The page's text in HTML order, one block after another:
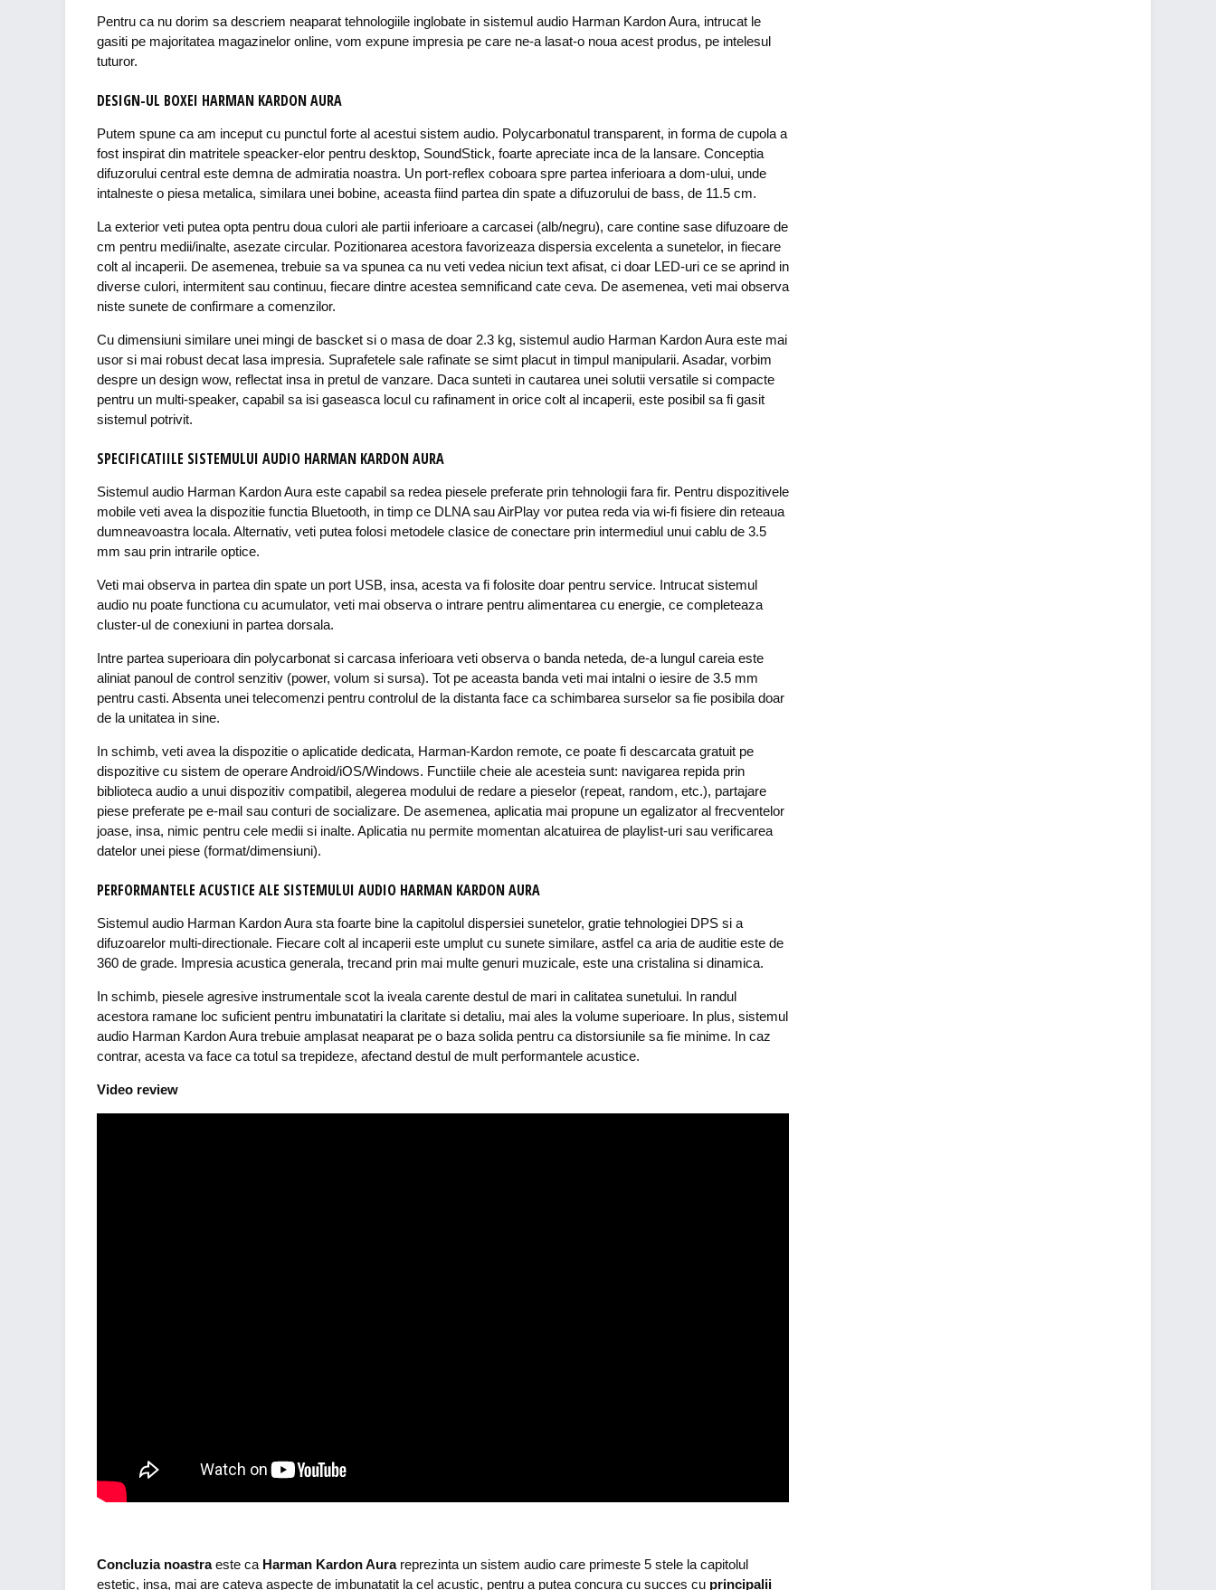
Pentru ca nu dorim sa descriem neaparat tehnologiile inglobate in sistemul audio Harman Kardon Aura, intrucat le
gasiti pe majoritatea magazinelor online, vom expune impresia pe care ne-a lasat-o noua acest produs, pe intelesul
tuturor.
DESIGN-UL BOXEI HARMAN KARDON AURA
Putem spune ca am inceput cu punctul forte al acestui sistem audio. Polycarbonatul transparent, in forma de cupola a
fost inspirat din matritele speacker-elor pentru desktop, SoundStick, foarte apreciate inca de la lansare. Conceptia
difuzorului central este demna de admiratia noastra. Un port-reflex coboara spre partea inferioara a dom-ului, unde
intalneste o piesa metalica, similara unei bobine, aceasta fiind partea din spate a difuzorului de bass, de 11.5 cm.
La exterior veti putea opta pentru doua culori ale partii inferioare a carcasei (alb/negru), care contine sase difuzoare de
cm pentru medii/inalte, asezate circular. Pozitionarea acestora favorizeaza dispersia excelenta a sunetelor, in fiecare
colt al incaperii. De asemenea, trebuie sa va spunea ca nu veti vedea niciun text afisat, ci doar LED-uri ce se aprind in
diverse culori, intermitent sau continuu, fiecare dintre acestea semnificand cate ceva. De asemenea, veti mai observa
niste sunete de confirmare a comenzilor.
Cu dimensiuni similare unei mingi de bascket si o masa de doar 2.3 kg, sistemul audio Harman Kardon Aura este mai
usor si mai robust decat lasa impresia. Suprafetele sale rafinate se simt placut in timpul manipularii. Asadar, vorbim
despre un design wow, reflectat insa in pretul de vanzare. Daca sunteti in cautarea unei solutii versatile si compacte
pentru un multi-speaker, capabil sa isi gaseasca locul cu rafinament in orice colt al incaperii, este posibil sa fi gasit
sistemul potrivit.
SPECIFICATIILE SISTEMULUI AUDIO HARMAN KARDON AURA
Sistemul audio Harman Kardon Aura este capabil sa redea piesele preferate prin tehnologii fara fir. Pentru dispozitivele
mobile veti avea la dispozitie functia Bluetooth, in timp ce DLNA sau AirPlay vor putea reda via wi-fi fisiere din reteaua
dumneavoastra locala. Alternativ, veti putea folosi metodele clasice de conectare prin intermediul unui cablu de 3.5
mm sau prin intrarile optice.
Veti mai observa in partea din spate un port USB, insa, acesta va fi folosite doar pentru service. Intrucat sistemul
audio nu poate functiona cu acumulator, veti mai observa o intrare pentru alimentarea cu energie, ce completeaza
cluster-ul de conexiuni in partea dorsala.
Intre partea superioara din polycarbonat si carcasa inferioara veti observa o banda neteda, de-a lungul careia este
aliniat panoul de control senzitiv (power, volum si sursa). Tot pe aceasta banda veti mai intalni o iesire de 3.5 mm
pentru casti. Absenta unei telecomenzi pentru controlul de la distanta face ca schimbarea surselor sa fie posibila doar
de la unitatea in sine.
In schimb, veti avea la dispozitie o aplicatide dedicata, Harman-Kardon remote, ce poate fi descarcata gratuit pe
dispozitive cu sistem de operare Android/iOS/Windows. Functiile cheie ale acesteia sunt: navigarea repida prin
biblioteca audio a unui dispozitiv compatibil, alegerea modului de redare a pieselor (repeat, random, etc.), partajare
piese preferate pe e-mail sau conturi de socializare. De asemenea, aplicatia mai propune un egalizator al frecventelor
joase, insa, nimic pentru cele medii si inalte. Aplicatia nu permite momentan alcatuirea de playlist-uri sau verificarea
datelor unei piese (format/dimensiuni).
PERFORMANTELE ACUSTICE ALE SISTEMULUI AUDIO HARMAN KARDON AURA
Sistemul audio Harman Kardon Aura sta foarte bine la capitolul dispersiei sunetelor, gratie tehnologiei DPS si a
difuzoarelor multi-directionale. Fiecare colt al incaperii este umplut cu sunete similare, astfel ca aria de auditie este de
360 de grade. Impresia acustica generala, trecand prin mai multe genuri muzicale, este una cristalina si dinamica.
In schimb, piesele agresive instrumentale scot la iveala carente destul de mari in calitatea sunetului. In randul
acestora ramane loc suficient pentru imbunatatiri la claritate si detaliu, mai ales la volume superioare. In plus, sistemul
audio Harman Kardon Aura trebuie amplasat neaparat pe o baza solida pentru ca distorsiunile sa fie minime. In caz
contrar, acesta va face ca totul sa trepideze, afectand destul de mult performantele acustice.
Video review
Concluzia noastraeste ca Harman Kardon Aurareprezinta un sistem audio care primeste 5 stele la capitolul
estetic, insa, mai are cateva aspecte de imbunatatit la cel acustic, pentru a putea concura cu succes cu principalii